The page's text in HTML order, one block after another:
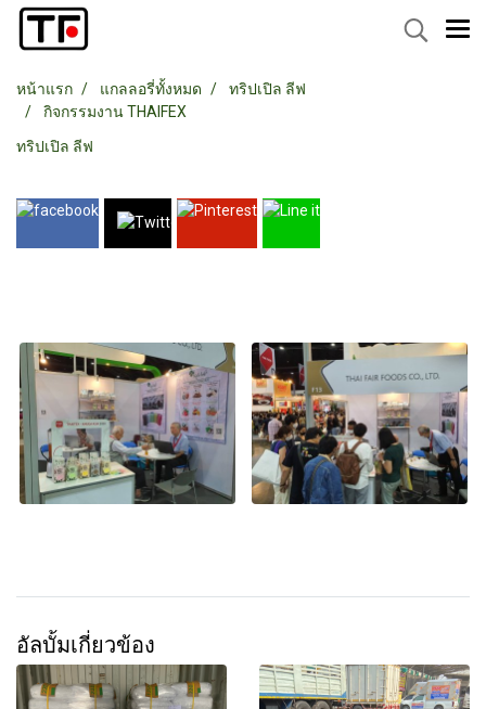
หน้าแรก แกลลอรี่ทั้งหมด
ทริปเปิล ลีฟ
กิจกรรมงาน THAIFEX
ทริปเปิล ลีฟ
อัลบั้มเกี่ยวข้อง